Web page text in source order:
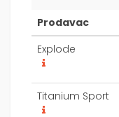
Prodavac
Explode
Titanium Sport